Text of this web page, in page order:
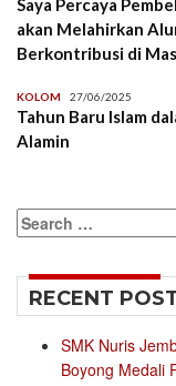
Saya Percaya
akan Melahirkan
Berkontribusi di
KOLOM 27/06/2025
Tahun Baru Islam
Alamin
Search
for:
RECENT
SMK Nuris
Boyong Medali